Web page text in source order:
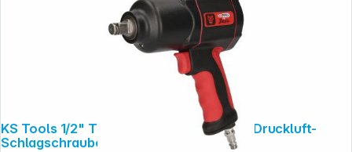
KS Tools 1/2" THE DEVIL 1600Nm Hochl. Druckluft-
Schlagschrauber